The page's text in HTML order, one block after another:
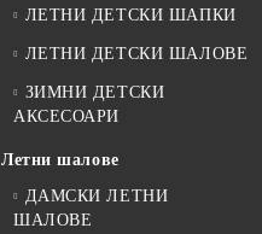
ЛЕТНИ ДЕТСКИ ШАПКИ
ЛЕТНИ ДЕТСКИ ШАЛОВЕ
ЗИМНИ ДЕТСКИ
АКСЕСОАРИ
Летни шалове
ДАМСКИ ЛЕТНИ
ШАЛОВЕ